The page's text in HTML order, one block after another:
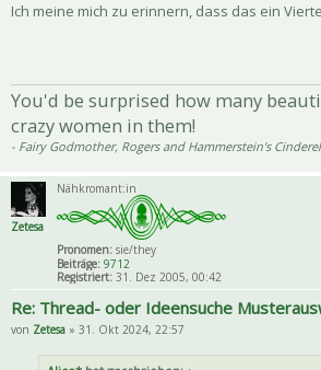
Ich meine mich zu erinnern, dass das ein
You'd be surprised how many
crazy women in them!
- Fairy Godmother, Rogers and Hammerstein's
Zetesa
Nähkromant:in
Pronomen: sie/they
Beiträge: 9712
Registriert: 31. Dez 2005, 00:42
Re: Thread- oder Ideensuche
von Zetesa » 31. Okt 2024, 22:57